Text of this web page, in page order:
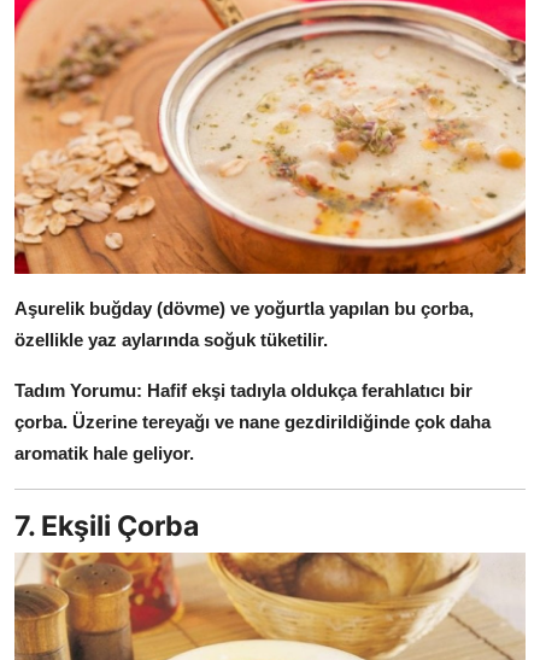
Aşurelik buğday (dövme) ve yoğurtla yapılan bu çorba,
özellikle yaz aylarında soğuk tüketilir.
Tadım Yorumu: Hafif ekşi tadıyla oldukça ferahlatıcı bir
çorba. Üzerine tereyağı ve nane gezdirildiğinde çok daha
aromatik hale geliyor.
7. Ekşili Çorba